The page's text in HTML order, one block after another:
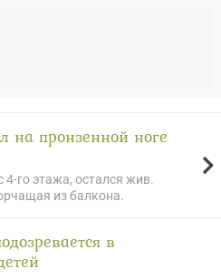
на пронзенной ноге
го этажа, остался жив.
из балкона.
в